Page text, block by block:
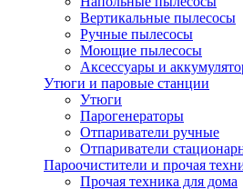
Вертикальные пылесосы
Ручные пылесосы
Моющие пылесосы
Аксессуары и
Утюги и паровые станции
Утюги
Парогенераторы
Отпариватели ручные
Отпариватели
Пароочистители и прочая
Прочая техника для дома